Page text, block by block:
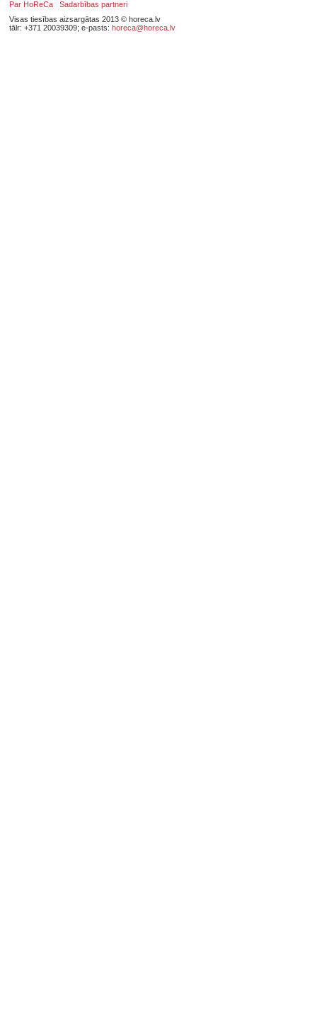
Par HoReCa
Sadarbības partneri
Visas tiesības aizsargātas 2013 © horeca.lv
tālr: +371 20039309; e-pasts: horeca@horeca.lv